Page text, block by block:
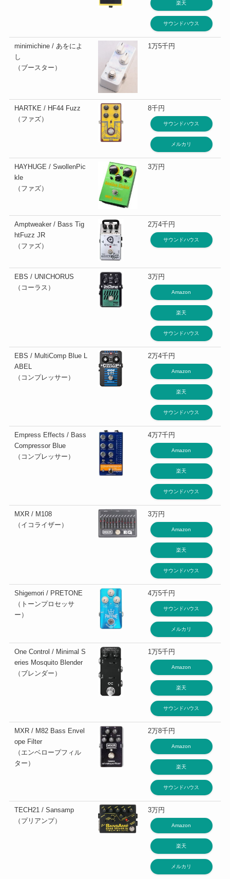
楽天
サウンドハウス
minimichine / あをによ
し
（ブースター）
1万5千円
HARTKE / HF44 Fuzz
（ファズ）
8千円
サウンドハウス
メルカリ
HAYHUGE / SwollenPic
kle
（ファズ）
3万円
Amptweaker / Bass Tig
htFuzz JR
（ファズ）
2万4千円
サウンドハウス
EBS / UNICHORUS
（コーラス）
3万円
Amazon
楽天
サウンドハウス
EBS / MultiComp Blue L
ABEL
（コンプレッサー）
2万4千円
Amazon
楽天
サウンドハウス
Empress Effects / Bass
Compressor Blue
（コンプレッサー）
4万7千円
Amazon
楽天
サウンドハウス
MXR / M108
（イコライザー）
3万円
Amazon
楽天
サウンドハウス
Shigemori / PRETONE
（トーンプロセッサ
ー）
4万5千円
サウンドハウス
メルカリ
One Control / Minimal S
eries Mosquito Blender
（ブレンダー）
1万5千円
Amazon
楽天
サウンドハウス
MXR / M82 Bass Envel
ope Filter
（エンベロープフィル
ター）
2万8千円
Amazon
楽天
サウンドハウス
TECH21 / Sansamp
（プリアンプ）
3万円
Amazon
楽天
メルカリ